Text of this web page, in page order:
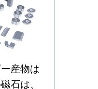
産物は
石は、